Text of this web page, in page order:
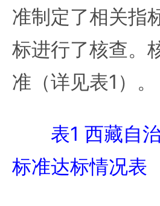
准制定了相关指
标进行了核查。
准（详见表1）。
表1 西藏自
标准达标情况表